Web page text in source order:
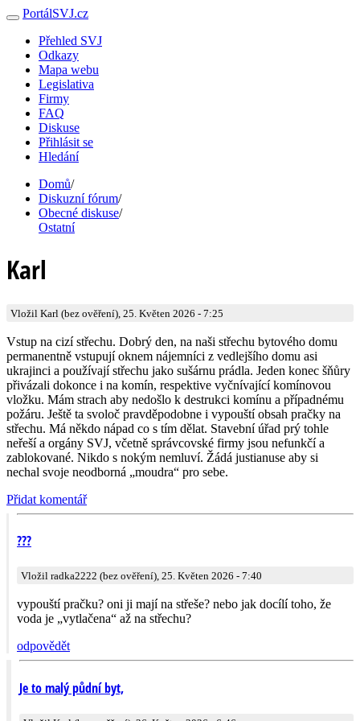
PortálSVJ.cz
Přehled SVJ
Odkazy
Mapa webu
Legislativa
Firmy
FAQ
Diskuse
Přihlásit se
Hledání
Domů/
Diskuzní fórum/
Obecné diskuse/
Ostatní
Karl
Vložil Karl (bez ověření), 25. Květen 2026 - 7:25
Vstup na cizí střechu. Dobrý den, na naši střechu bytového domu
permanentně vstupují oknem nájemníci z vedlejšího domu asi
ukrajinci a používají střechu jako sušárnu prádla. Jeden konec šňůry
přivázali dokonce i na komín, respektive vyčnívající komínovou
vložku. Mám strach aby nedošlo k destrukci komínu a případnému
požáru. Ještě ta svoloč pravděpodobne i vypouští obsah pračky na
střechu. Má někdo nápad co s tím dělat. Stavební úřad prý tohle
neřeší a orgány SVJ, včetně správcovské firmy jsou nefunkčí a
zablokované. Nikdo s nokým nemluví. Žádá justianuse aby si
nechal svoje neodborná „moudra“ pro sebe.
Přidat komentář
???
Vložil radka2222 (bez ověření), 25. Květen 2026 - 7:40
vypouští pračku? oni ji mají na střeše? nebo jak docílí toho, že
voda je „vytlačena“ až na střechu?
odpovědět
Je to malý půdní byt,